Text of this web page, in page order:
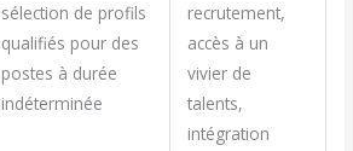
sélection de profils
qualifiés pour des
postes à durée
indéterminée
recrutement,
accès à un
vivier de
talents,
intégration